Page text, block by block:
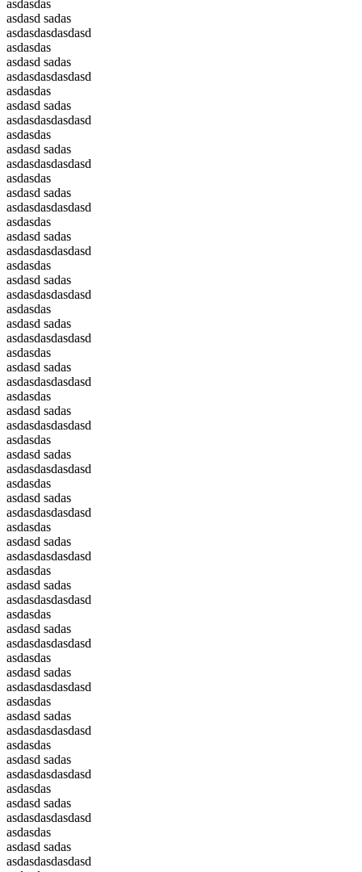
asdasdas
asdasd sadas
asdasdasdasdasd
asdasdas
asdasd sadas
asdasdasdasdasd
asdasdas
asdasd sadas
asdasdasdasdasd
asdasdas
asdasd sadas
asdasdasdasdasd
asdasdas
asdasd sadas
asdasdasdasdasd
asdasdas
asdasd sadas
asdasdasdasdasd
asdasdas
asdasd sadas
asdasdasdasdasd
asdasdas
asdasd sadas
asdasdasdasdasd
asdasdas
asdasd sadas
asdasdasdasdasd
asdasdas
asdasd sadas
asdasdasdasdasd
asdasdas
asdasd sadas
asdasdasdasdasd
asdasdas
asdasd sadas
asdasdasdasdasd
asdasdas
asdasd sadas
asdasdasdasdasd
asdasdas
asdasd sadas
asdasdasdasdasd
asdasdas
asdasd sadas
asdasdasdasdasd
asdasdas
asdasd sadas
asdasdasdasdasd
asdasdas
asdasd sadas
asdasdasdasdasd
asdasdas
asdasd sadas
asdasdasdasdasd
asdasdas
asdasd sadas
asdasdasdasdasd
asdasdas
asdasd sadas
asdasdasdasdasd